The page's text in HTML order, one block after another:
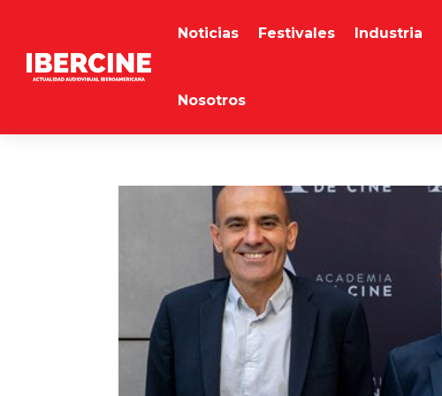
Noticias Festivales Industria
Nosotros